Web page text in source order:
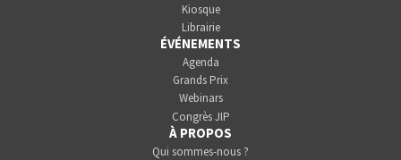
Kiosque
Librairie
ÉVÉNEMENTS
Agenda
Grands Prix
Webinars
Congrès JIP
À PROPOS
Qui sommes-nous ?